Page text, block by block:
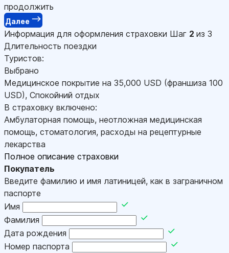
продолжить
Далее
Информация для оформления страховки Шаг 2 из 3
Длительность поездки
Туристов:
Выбрано
Медицинское покрытие на 35,000 USD (франшиза 100
USD), Спокойний отдых
В страховку включено:
Амбулаторная помощь, неотложная медицинская
помощь, стоматология, расходы на рецептурные
лекарства
Полное описание страховки
Покупатель
Введите фамилию и имя латиницей, как в заграничном
паспорте
Имя
Фамилия
Дата рождения
Номер паспорта